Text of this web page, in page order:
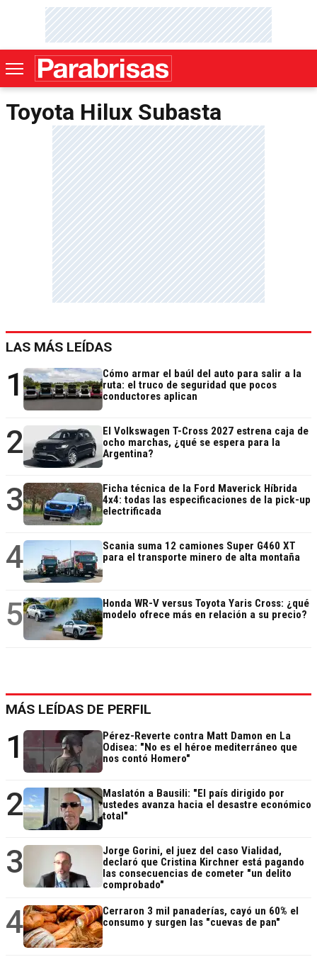
Toyota Hilux Subasta
LAS MÁS LEÍDAS
1
Cómo armar el baúl del auto para salir a la
ruta: el truco de seguridad que pocos
conductores aplican
2
El Volkswagen T-Cross 2027 estrena caja de
ocho marchas, ¿qué se espera para la
Argentina?
3
Ficha técnica de la Ford Maverick Híbrida
4x4: todas las especificaciones de la pick-up
electrificada
4
Scania suma 12 camiones Super G460 XT
para el transporte minero de alta montaña
5
Honda WR-V versus Toyota Yaris Cross: ¿qué
modelo ofrece más en relación a su precio?
MÁS LEÍDAS DE PERFIL
1
Pérez-Reverte contra Matt Damon en La
Odisea: "No es el héroe mediterráneo que
nos contó Homero"
2
Maslatón a Bausili: "El país dirigido por
ustedes avanza hacia el desastre económico
total"
3
Jorge Gorini, el juez del caso Vialidad,
declaró que Cristina Kirchner está pagando
las consecuencias de cometer "un delito
comprobado"
4
Cerraron 3 mil panaderías, cayó un 60% el
consumo y surgen las "cuevas de pan"